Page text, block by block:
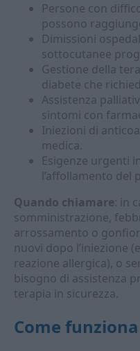
Persone con
possono
Dimissioni
sottocutanee
Gestione della
diabete che
Assistenza
sintomi con
Iniezioni di
medica.
Esigenze urgenti
l’affollamento del
Quando chiamare: in
somministrazione,
arrossamento o
nuovi dopo l’iniezione
reazione allergica), o
bisogno di assistenza
terapia in sicurezza.
Come